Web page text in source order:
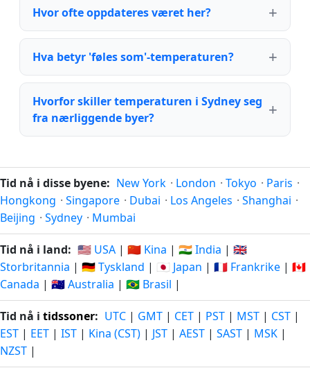
Hvor ofte oppdateres været her?
Hva betyr 'føles som'-temperaturen?
Hvorfor skiller temperaturen i Sydney seg
fra nærliggende byer?
Tid nå i disse byene: New York · London · Tokyo · Paris ·
Hongkong · Singapore · Dubai · Los Angeles · Shanghai ·
Beijing · Sydney · Mumbai
Tid nå i land: 🇺🇸 USA | 🇨🇳 Kina | 🇮🇳 India | 🇬🇧
Storbritannia | 🇩🇪 Tyskland | 🇯🇵 Japan | 🇫🇷 Frankrike | 🇨🇦
Canada | 🇦🇺 Australia | 🇧🇷 Brasil |
Tid nå i tidssoner: UTC | GMT | CET | PST | MST | CST |
EST | EET | IST | Kina (CST) | JST | AEST | SAST | MSK |
NZST |